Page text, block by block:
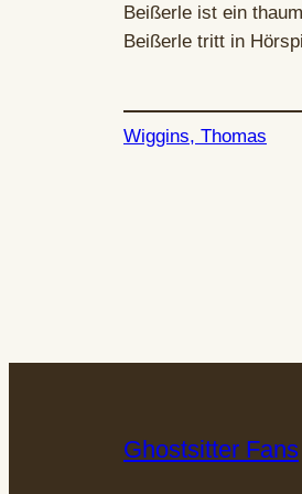
Beißerle ist ein
Beißerle tritt in
Wiggins, Thomas
Ghostsitter Fans